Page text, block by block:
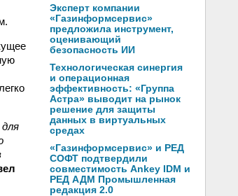
Эксперт компании
«Газинформсервис»
предложила инструмент,
оценивающий
безопасность ИИ
Технологическая синергия
и операционная
эффективность: «Группа
Астра» выводит на рынок
решение для защиты
данных в виртуальных
средах
«Газинформсервис» и РЕД
СОФТ подтвердили
совместимость Ankey IDM и
РЕД АДМ Промышленная
редакция 2.0